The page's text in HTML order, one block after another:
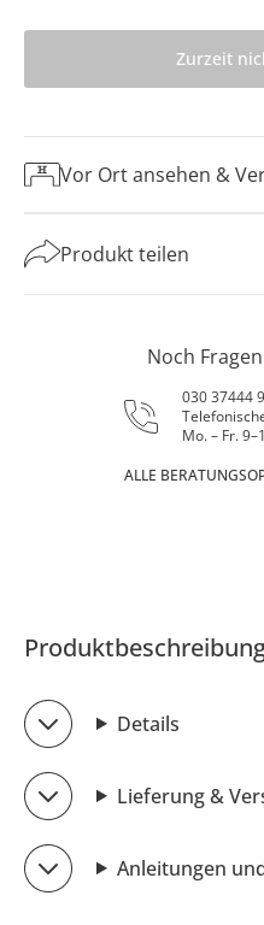
Zurzeit
Vor Ort ansehen &
Produkt teilen
Noch
030 37444
Mo. – Fr.
ALLE
Details
Lieferung &
Anleitungen